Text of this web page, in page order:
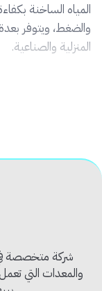
المياه الساخنة
والضغط، ويتوفر
المنزلية والصناعية.
حسب
الخامة:
سهولة
مقاسات
شركة متخصصة
والمعدات التي